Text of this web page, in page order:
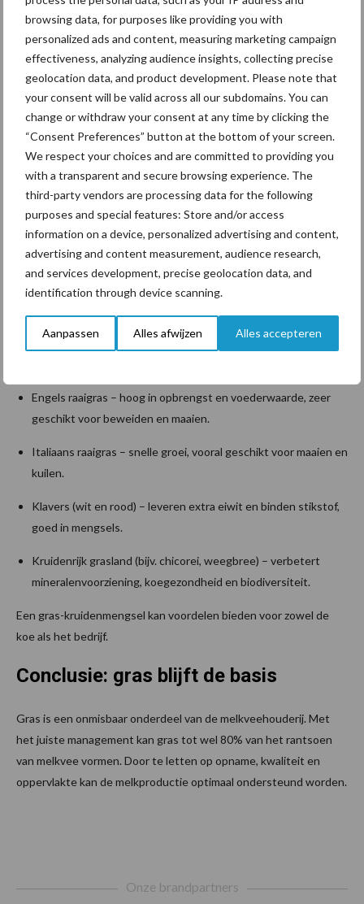
browsing data, for purposes like providing you with
personalized ads and content, measuring marketing campaign
effectiveness, analyzing audience insights, collecting precise
geolocation data, and product development. Please note that
your consent will be valid across all our subdomains. You can
change or withdraw your consent at any time by clicking the
“Consent Preferences” button at the bottom of your screen.
We respect your choices and are committed to providing you
with a transparent and secure browsing experience. The
third-party vendors are processing data for the following
purposes and special features: Store and/or access
information on a device, personalized advertising and content,
advertising and content measurement, audience research,
and services development, precise geolocation data, and
identification through device scanning.
Aanpassen Alles afwijzen Alles accepteren
bedrijfssysteem.
Vuistregel: reken op 0,5 tot 1 hectare grasland per melkkoe
voor voldoende gras.
Intensieve bedrijven (met mais en krachtvoer) kunnen uit met
minder dan 0,5 tot 1 hectare.
Extensieve bedrijven of bedrijven die volledig weiden, hebben
vaak meer dan 1 hectare per koe nodig.
gras optimaal benut en blijft het smakelijk voor de koeien.
Welk gras voor koeien?
juiste balans tussen opbrengst, voederwaarde en smakelijkheid.
Engels raaigras – hoog in opbrengst en voederwaarde, zeer
geschikt voor beweiden en maaien.
Italiaans raaigras – snelle groei, vooral geschikt voor maaien en
kuilen.
Klavers (wit en rood) – leveren extra eiwit en binden stikstof,
goed in mengsels.
Kruidenrijk grasland (bijv. chicorei, weegbree) – verbetert
mineralenvoorziening, koegezondheid en biodiversiteit.
Een gras-kruidenmengsel kan voordelen bieden voor zowel de
koe als het bedrijf.
Conclusie: gras blijft de basis
Gras is een onmisbaar onderdeel van de melkveehouderij. Met
het juiste management kan gras tot wel 80% van het rantsoen
van melkvee vormen. Door te letten op opname, kwaliteit en
oppervlakte kan de melkproductie optimaal ondersteund worden.
Onze brandpartners